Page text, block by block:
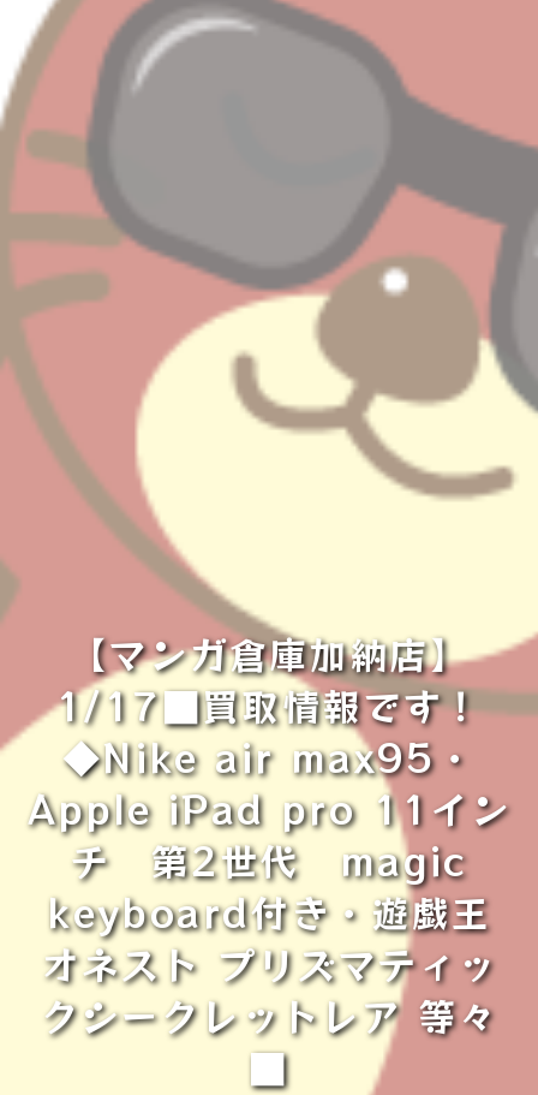
【マンガ倉庫加納店】
1/17■買取情報です！
◆Nike air max95・
Apple iPad pro 11イン
チ 第2世代 magic
keyboard付き・遊戯王
オネスト プリズマティッ
クシークレットレア 等々
■